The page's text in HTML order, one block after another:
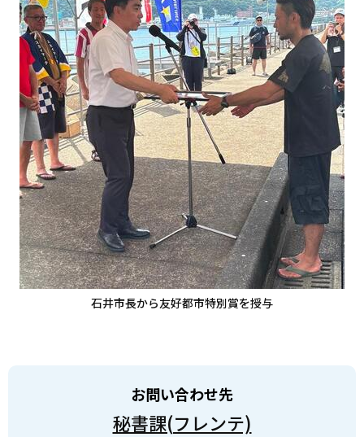
石井市長から友好都市特別賞を授与
お問い合わせ先
秘書課(フレンテ)